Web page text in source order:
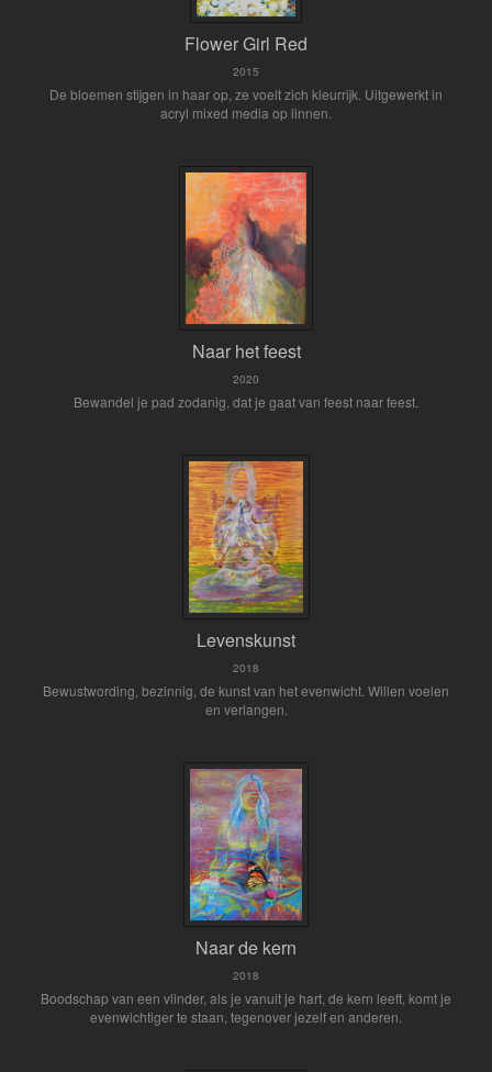
Flower Girl Red
2015
De bloemen stijgen in haar op, ze voelt zich kleurrijk. Uitgewerkt in
acryl mixed media op linnen.
Naar het feest
2020
Bewandel je pad zodanig, dat je gaat van feest naar feest.
Levenskunst
2018
Bewustwording, bezinnig, de kunst van het evenwicht. Willen voelen
en verlangen.
Naar de kern
2018
Boodschap van een vlinder, als je vanuit je hart, de kern leeft, komt je
evenwichtiger te staan, tegenover jezelf en anderen.